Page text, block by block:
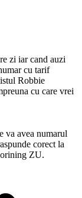
zi iar cand auzi
cu tarif
Robbie
cu care vrei
va avea numarul
corect la
ZU.